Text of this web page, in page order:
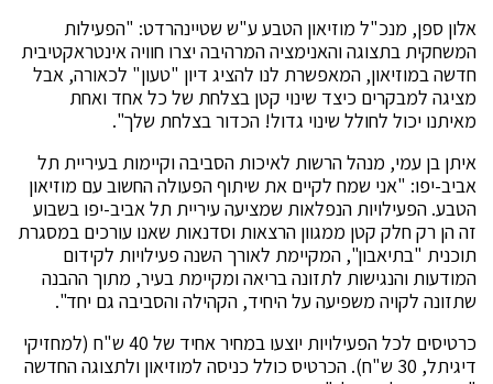
אלון ספן, מנכ"ל מוזיאון הטבע ע"ש שטיינהרדט: "הפעילות
המשחקית בתצוגה והאנימציה המרהיבה יצרו חוויה אינטראקטיבית
חדשה במוזיאון, המאפשרת לנו להציג דיון "טעון" לכאורה, אבל
מציגה למבקרים כיצד שינוי קטן בצלחת של כל אחד ואחת
מאיתנו יכול לחולל שינוי גדול! הכדור בצלחת שלך".
איתן בן עמי, מנהל הרשות לאיכות הסביבה וקיימות בעיריית תל
אביב-יפו: "אני שמח לקיים את שיתוף הפעולה החשוב עם מוזיאון
הטבע. הפעילויות הנפלאות שמציעה עיריית תל אביב-יפו בשבוע
זה הן רק חלק קטן ממגוון הרצאות וסדנאות שאנו עורכים במסגרת
תוכנית "בתיאבון", המקיימת לאורך השנה פעילויות לקידום
המודעות והנגישות לתזונה בריאה ומקיימת בעיר, מתוך ההבנה
שתזונה לקויה משפיעה על היחיד, הקהילה והסביבה גם יחד".
כרטיסים לכל הפעילויות יוצעו במחיר אחיד של 40 ש"ח (למחזיקי
דיגיתל, 30 ש"ח). הכרטיס כולל כניסה למוזיאון ולתצוגה החדשה